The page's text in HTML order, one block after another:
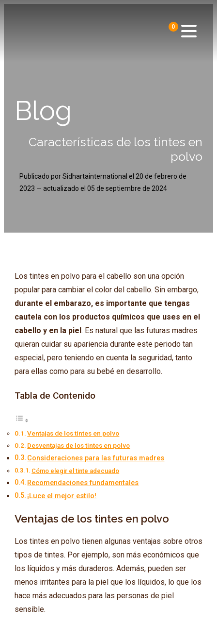
0
Blog
Características de los tintes en
polvo
Publicado porSidhartainternational el 20 de febrero de
2023 — actualizado el 05 de septiembre de 2024
Los tintes en polvo para el cabello son una opción
popular para cambiar el color del cabello. Sin embargo,
durante el embarazo, es importante que tengas
cautela con los productos químicos que uses en el
cabello y en la piel. Es natural que las futuras madres
quieran cuidar su apariencia durante este periodo tan
especial, pero teniendo en cuenta la seguridad, tanto
para ellas como para su bebé en desarrollo.
Tabla de Contenido
Ventajas de los tintes en polvo
Desventajas de los tintes en polvo
Consideraciones para las futuras madres
Cómo elegir el tinte adecuado
Recomendaciones fundamentales
¡Luce el mejor estilo!
Ventajas de los tintes en polvo
Los tintes en polvo tienen algunas ventajas sobre otros
tipos de tintes. Por ejemplo, son más económicos que
los líquidos y más duraderos. Además, pueden ser
menos irritantes para la piel que los líquidos, lo que los
hace más adecuados para las personas de piel
sensible.